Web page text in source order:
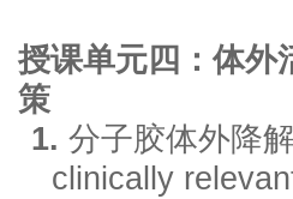
授课单元四：体外
策
1.分子胶体外降
clinically